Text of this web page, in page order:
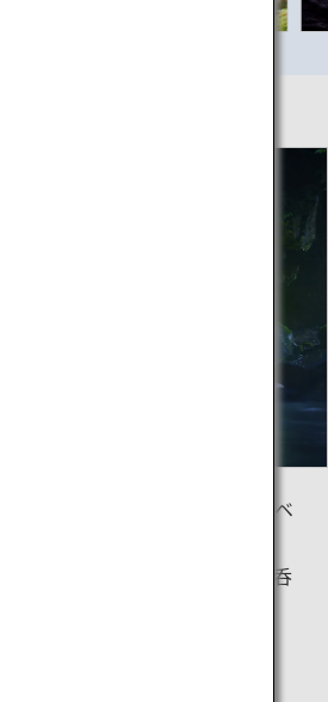
裏側からライトアップするイベ
滝が裏側からライトアップさ
めます。虹色になる滝は息を呑
のカーテンのようです。